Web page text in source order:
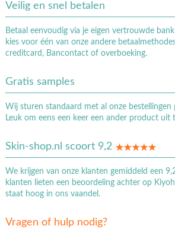
Veilig en snel betalen
Betaal eenvoudig via je eigen vertrouwde
kies voor één van onze andere
creditcard, Bancontact of overboeking.
Gratis samples
Wij sturen standaard met al onze bestellingen
Leuk om eens een keer een ander product uit
Skin-shop.nl scoort 9,2
We krijgen van onze klanten gemiddeld een
klanten lieten een beoordeling achter op
staat hoog in ons vaandel.
Vragen of hulp nodig?